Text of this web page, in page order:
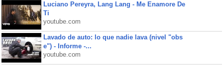
Luciano Pereyra, Lang Lang - Me Enamore De
Ti
youtube.com
Lavado de auto: lo que nadie lava (nivel "obs
e") - Informe -...
youtube.com